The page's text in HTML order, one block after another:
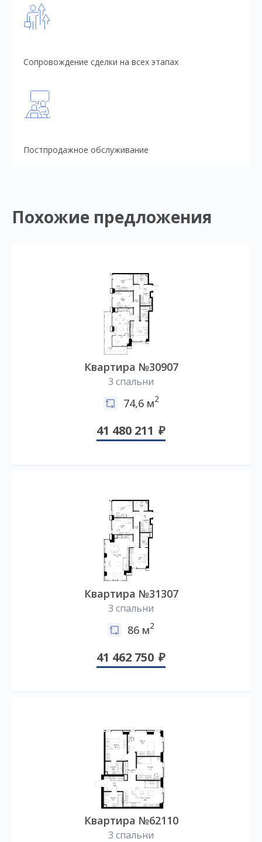
Сопровождение сделки на всех этапах
Постпродажное обслуживание
Похожие предложения
Квартира №30907
3 спальни
74,6 м2
41 480 211
Квартира №31307
3 спальни
86 м2
41 462 750
Квартира №62110
3 спальни